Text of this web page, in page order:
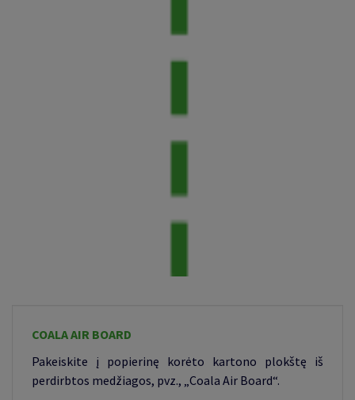
COALA AIR BOARD
Pakeiskite į popierinę korėto kartono plokštę iš
perdirbtos medžiagos, pvz., „Coala Air Board“.